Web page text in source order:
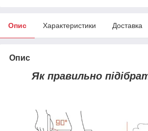
Опис Характеристики Доставка
Опис
Як правильно